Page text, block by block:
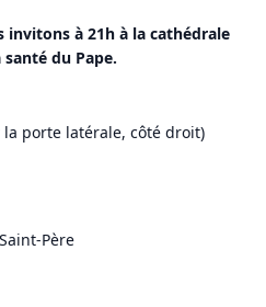
invitons à 21h à la cathédrale
du Pape.
porte latérale, côté droit)
Père